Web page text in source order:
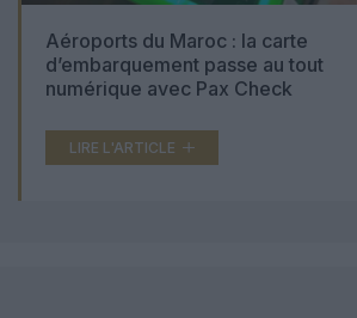
Aéroports du Maroc : la carte
d’embarquement passe au tout
numérique avec Pax Check
LIRE L'ARTICLE